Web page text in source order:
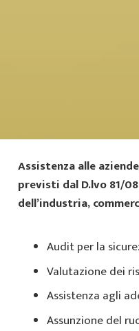
Assistenza alle
previsti dal D.lvo 81/
dell’industria,
Audit per la
Valutazione dei
Assistenza agli
Assunzione del